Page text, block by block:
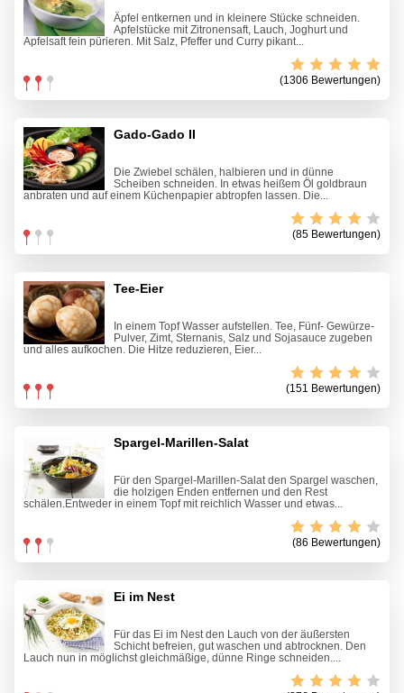
Äpfel entkernen und in kleinere Stücke schneiden.
Apfelstücke mit Zitronensaft, Lauch, Joghurt und
Apfelsaft fein pürieren. Mit Salz, Pfeffer und Curry pikant...
(1306 Bewertungen)
Gado-Gado II
Die Zwiebel schälen, halbieren und in dünne
Scheiben schneiden. In etwas heißem Öl goldbraun
anbraten und auf einem Küchenpapier abtropfen lassen. Die...
(85 Bewertungen)
Tee-Eier
In einem Topf Wasser aufstellen. Tee, Fünf- Gewürze-
Pulver, Zimt, Sternanis, Salz und Sojasauce zugeben
und alles aufkochen. Die Hitze reduzieren, Eier...
(151 Bewertungen)
Spargel-Marillen-Salat
Für den Spargel-Marillen-Salat den Spargel waschen,
die holzigen Enden entfernen und den Rest
schälen.Entweder in einem Topf mit reichlich Wasser und etwas...
(86 Bewertungen)
Ei im Nest
Für das Ei im Nest den Lauch von der äußersten
Schicht befreien, gut waschen und abtrocknen. Den
Lauch nun in möglichst gleichmäßige, dünne Ringe schneiden....